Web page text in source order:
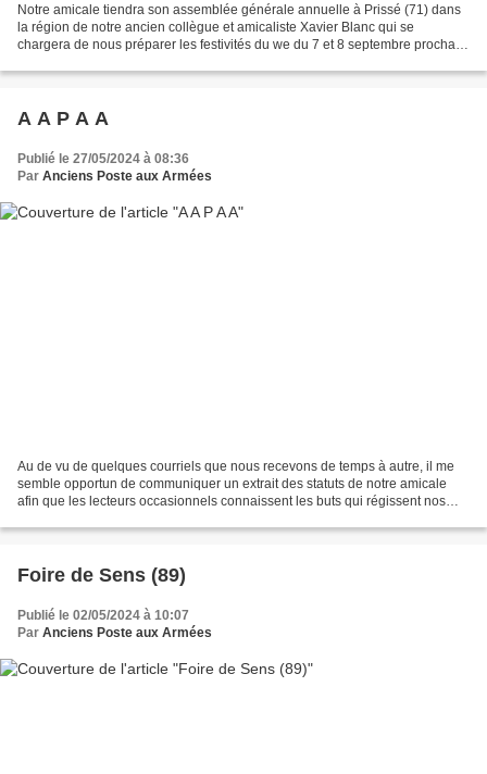
Notre amicale tiendra son assemblée générale annuelle à Prissé (71) dans
la région de notre ancien collègue et amicaliste Xavier Blanc qui se
chargera de nous préparer les festivités du we du 7 et 8 septembre prochain.
A A P A A
Publié le 27/05/2024 à 08:36
Par Anciens Poste aux Armées
Au de vu de quelques courriels que nous recevons de temps à autre, il me
semble opportun de communiquer un extrait des statuts de notre amicale
afin que les lecteurs occasionnels connaissent les buts qui régissent nos
Foire de Sens (89)
Publié le 02/05/2024 à 10:07
Par Anciens Poste aux Armées